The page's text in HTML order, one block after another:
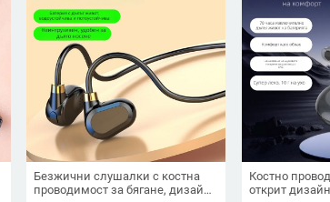
Безжични слушалки с костна
проводимост за бягане, дизайн
Костно
открит